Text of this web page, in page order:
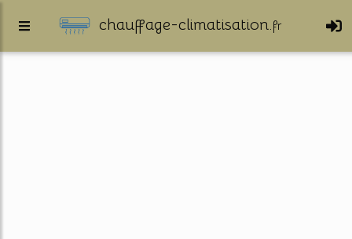
chauffage-climatisation.fr